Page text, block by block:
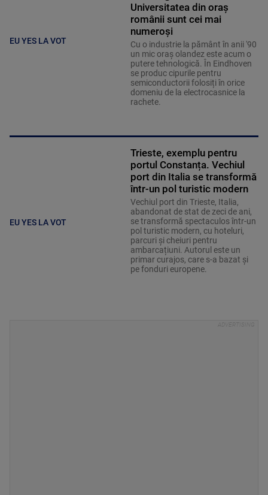
EU YES LA VOT
Universitatea din oraș
românii sunt cei mai
numeroși
Cu o industrie la pământ în anii '90
un mic oraș olandez este acum o
putere tehnologică. În Eindhoven
se produc cipurile pentru
semiconductorii folosiți în orice
domeniu de la electrocasnice la
rachete.
EU YES LA VOT
Trieste, exemplu pentru
portul Constanța. Vechiul
port din Italia se transformă
într-un pol turistic modern
Vechiul port din Trieste, Italia,
abandonat de stat de zeci de ani,
se transformă spectaculos într-un
pol turistic modern, cu hoteluri,
parcuri și cheiuri pentru
ambarcațiuni. Autorul este un
primar curajos, care s-a bazat și
pe fonduri europene.